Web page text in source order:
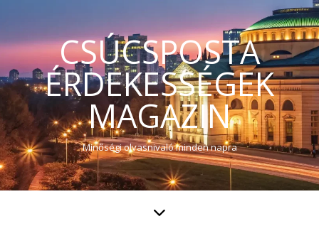
CSÚCSPOSTA
ÉRDEKESSÉGEK
MAGAZIN
Minőségi olvasnivaló minden napra